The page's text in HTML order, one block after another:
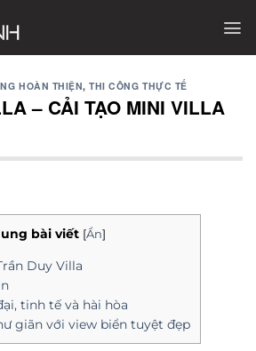
HOÀN THIỆN,THI CÔNG THỰC TẾ
– CẢI TẠO MINI VILLA
bài viết [Ẩn]
Duy Villa
tinh tế và hài hòa
giãn với view biển tuyệt đẹp